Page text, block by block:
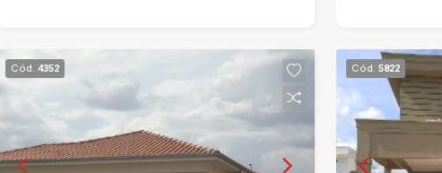
Cód. 4352 Cód. 5822